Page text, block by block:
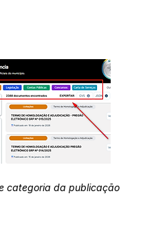
categoria da publicação